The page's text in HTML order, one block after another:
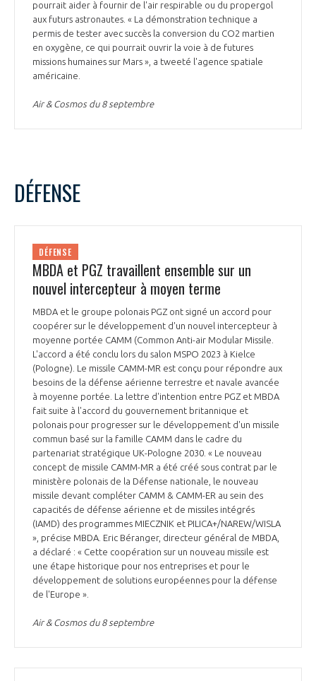
pourrait aider à fournir de l'air respirable ou du propergol
aux futurs astronautes. « La démonstration technique a
permis de tester avec succès la conversion du CO2 martien
en oxygène, ce qui pourrait ouvrir la voie à de futures
missions humaines sur Mars », a tweeté l'agence spatiale
américaine.
Air & Cosmos du 8 septembre
DÉFENSE
DÉFENSE
MBDA et PGZ travaillent ensemble sur un
nouvel intercepteur à moyen terme
MBDA et le groupe polonais PGZ ont signé un accord pour
coopérer sur le développement d'un nouvel intercepteur à
moyenne portée CAMM (Common Anti-air Modular Missile.
L'accord a été conclu lors du salon MSPO 2023 à Kielce
(Pologne). Le missile CAMM-MR est conçu pour répondre aux
besoins de la défense aérienne terrestre et navale avancée
à moyenne portée. La lettre d'intention entre PGZ et MBDA
fait suite à l'accord du gouvernement britannique et
polonais pour progresser sur le développement d'un missile
commun basé sur la famille CAMM dans le cadre du
partenariat stratégique UK-Pologne 2030. « Le nouveau
concept de missile CAMM-MR a été créé sous contrat par le
ministère polonais de la Défense nationale, le nouveau
missile devant compléter CAMM & CAMM-ER au sein des
capacités de défense aérienne et de missiles intégrés
(IAMD) des programmes MIECZNIK et PILICA+/NAREW/WISLA
», précise MBDA. Eric Béranger, directeur général de MBDA,
a déclaré : « Cette coopération sur un nouveau missile est
une étape historique pour nos entreprises et pour le
développement de solutions européennes pour la défense
de l'Europe ».
Air & Cosmos du 8 septembre